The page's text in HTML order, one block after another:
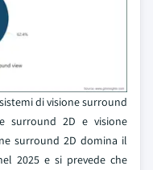
di visione surround
surround 2D e visione
surround 2D domina il
2025 e si prevede che